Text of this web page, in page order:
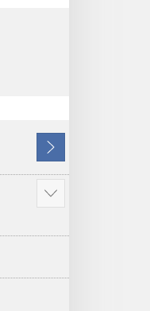
Kovaso
Show